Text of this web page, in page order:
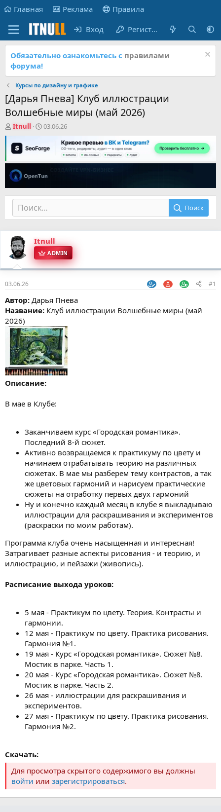
Главная Реклама Правила
Вход Регистрация
Обязательно ознакомьтесь с правилами
форума!
Курсы по дизайну и графике
[Дарья Пнева] Клуб иллюстрации
Волшебные миры (май 2026)
А
т
о
р
т
е
м
ы
Itnull
Д
а
н
ч
а
л
03.06.26
Поиск
Itnull
ADMIN
03.06.26 #1
Автор: Дарья Пнева
Название: Клуб иллюстрации Волшебные миры (май
2026)
Описание:
В мае в Клубе:
Заканчиваем курс «Городская романтика».
Последний 8-й сюжет.
Активно возвращаемся к практикуму по цвету и
начинаем отрабатывать теорию на различных
сюжетах. В мае мы разберем тему контрастов, а так
же цветовых гармоний и нарисуем практические
сюжеты на отработку первых двух гармоний
Ну и конечно каждый месяц в клубе я выкладываю
иллюстрации для раскрашивания и экспериментов
(раскраски по моим работам).
Программа клуба очень насыщенная и интересная!
Затрагивает разные аспекты рисования - и теорию, и
иллюстрацию, и пейзажи (живопись).
Расписание выхода уроков:
5 мая - Практикум по цвету. Теория. Контрасты и
гармонии.
12 мая - Практикум по цвету. Практика рисования.
Гармония №1.
19 мая - Курс «Городская романтика». Сюжет №8.
Мостик в парке. Часть 1.
20 мая - Курс «Городская романтика». Сюжет №8.
Мостик в парке. Часть 2.
26 мая - иллюстрации для раскрашивания и
экспериментов.
27 мая - Практикум по цвету. Практика рисования.
Гармония №2.
Скачать:
Для просмотра скрытого содержимого вы должны
войти или зарегистрироваться.